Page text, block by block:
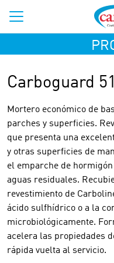
Carboguard
Mortero económico de
parches y superficies.
que presenta una
y otras superficies de
el emparche de
aguas residuales.
revestimiento de
ácido sulfhídrico o a la
microbiológicamente.
acelera las propiedades
rápida vuelta al servicio.